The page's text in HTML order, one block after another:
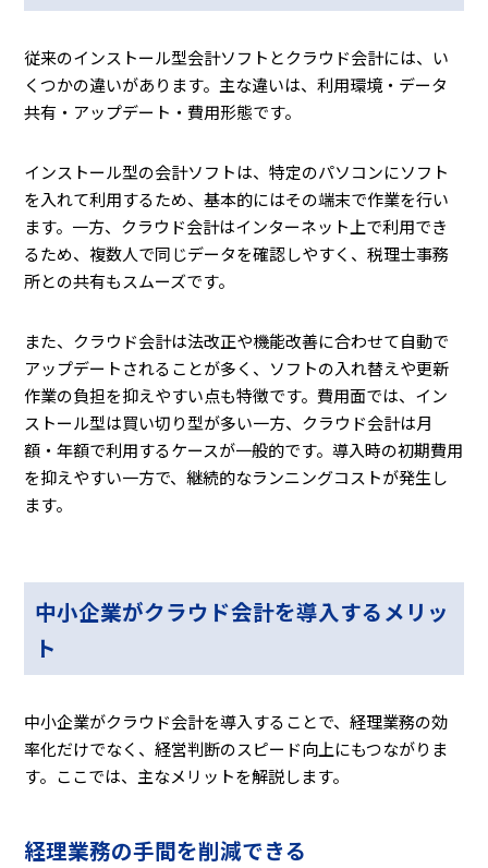
従来のインストール型会計ソフトとクラウド会計には、い
くつかの違いがあります。主な違いは、利用環境・データ
共有・アップデート・費用形態です。
インストール型の会計ソフトは、特定のパソコンにソフト
を入れて利用するため、基本的にはその端末で作業を行い
ます。一方、クラウド会計はインターネット上で利用でき
るため、複数人で同じデータを確認しやすく、税理士事務
所との共有もスムーズです。
また、クラウド会計は法改正や機能改善に合わせて自動で
アップデートされることが多く、ソフトの入れ替えや更新
作業の負担を抑えやすい点も特徴です。費用面では、イン
ストール型は買い切り型が多い一方、クラウド会計は月
額・年額で利用するケースが一般的です。導入時の初期費用
を抑えやすい一方で、継続的なランニングコストが発生し
ます。
中小企業がクラウド会計を導入するメリッ
ト
中小企業がクラウド会計を導入することで、経理業務の効
率化だけでなく、経営判断のスピード向上にもつながりま
す。ここでは、主なメリットを解説します。
経理業務の手間を削減できる